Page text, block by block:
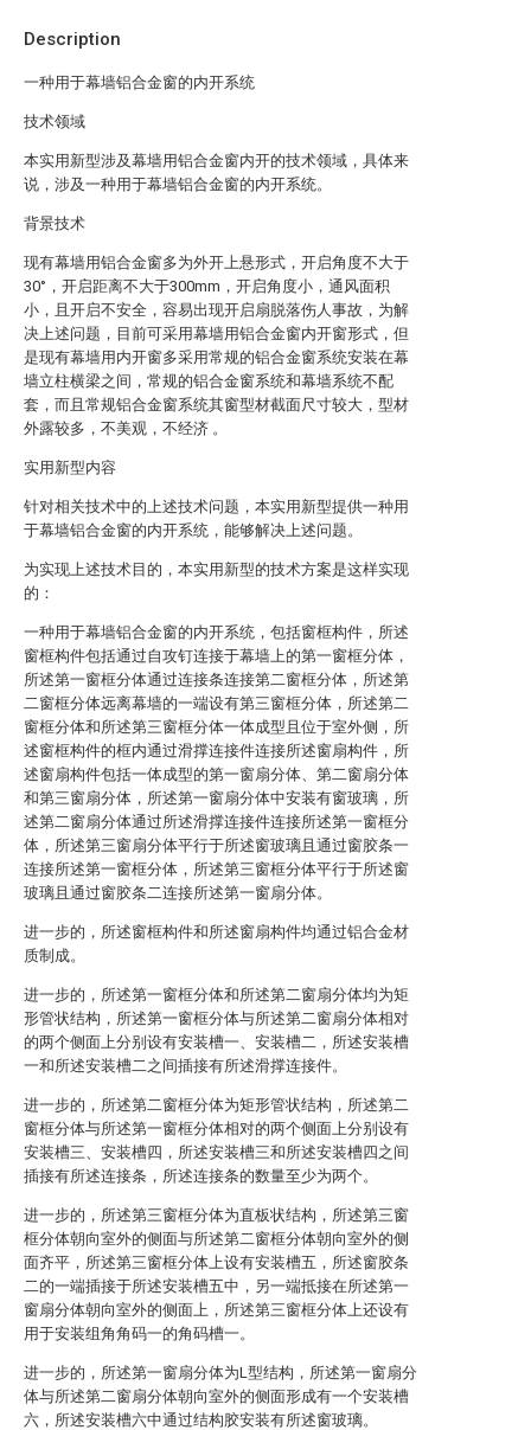
Description
一种用于幕墙铝合金窗的内开系统
技术领域
本实用新型涉及幕墙用铝合金窗内开的技术领域，具体来
说，涉及一种用于幕墙铝合金窗的内开系统。
背景技术
现有幕墙用铝合金窗多为外开上悬形式，开启角度不大于
30°，开启距离不大于300mm，开启角度小，通风面积
小，且开启不安全，容易出现开启扇脱落伤人事故，为解
决上述问题，目前可采用幕墙用铝合金窗内开窗形式，但
是现有幕墙用内开窗多采用常规的铝合金窗系统安装在幕
墙立柱横梁之间，常规的铝合金窗系统和幕墙系统不配
套，而且常规铝合金窗系统其窗型材截面尺寸较大，型材
外露较多，不美观，不经济 。
实用新型内容
针对相关技术中的上述技术问题，本实用新型提供一种用
于幕墙铝合金窗的内开系统，能够解决上述问题。
为实现上述技术目的，本实用新型的技术方案是这样实现
的：
一种用于幕墙铝合金窗的内开系统，包括窗框构件，所述
窗框构件包括通过自攻钉连接于幕墙上的第一窗框分体，
所述第一窗框分体通过连接条连接第二窗框分体，所述第
二窗框分体远离幕墙的一端设有第三窗框分体，所述第二
窗框分体和所述第三窗框分体一体成型且位于室外侧，所
述窗框构件的框内通过滑撑连接件连接所述窗扇构件，所
述窗扇构件包括一体成型的第一窗扇分体、第二窗扇分体
和第三窗扇分体，所述第一窗扇分体中安装有窗玻璃，所
述第二窗扇分体通过所述滑撑连接件连接所述第一窗框分
体，所述第三窗扇分体平行于所述窗玻璃且通过窗胶条一
连接所述第一窗框分体，所述第三窗框分体平行于所述窗
玻璃且通过窗胶条二连接所述第一窗扇分体。
进一步的，所述窗框构件和所述窗扇构件均通过铝合金材
质制成。
进一步的，所述第一窗框分体和所述第二窗扇分体均为矩
形管状结构，所述第一窗框分体与所述第二窗扇分体相对
的两个侧面上分别设有安装槽一、安装槽二，所述安装槽
一和所述安装槽二之间插接有所述滑撑连接件。
进一步的，所述第二窗框分体为矩形管状结构，所述第二
窗框分体与所述第一窗框分体相对的两个侧面上分别设有
安装槽三、安装槽四，所述安装槽三和所述安装槽四之间
插接有所述连接条，所述连接条的数量至少为两个。
进一步的，所述第三窗框分体为直板状结构，所述第三窗
框分体朝向室外的侧面与所述第二窗框分体朝向室外的侧
面齐平，所述第三窗框分体上设有安装槽五，所述窗胶条
二的一端插接于所述安装槽五中，另一端抵接在所述第一
窗扇分体朝向室外的侧面上，所述第三窗框分体上还设有
用于安装组角角码一的角码槽一。
进一步的，所述第一窗扇分体为L型结构，所述第一窗扇分
体与所述第二窗扇分体朝向室外的侧面形成有一个安装槽
六，所述安装槽六中通过结构胶安装有所述窗玻璃。